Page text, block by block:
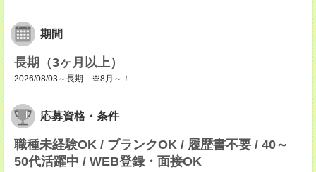
期間
長期（3ヶ月以上）
2026/08/03～長期 ※8月～！
応募資格・条件
職種未経験OK / ブランクOK / 履歴書不要 / 40～
50代活躍中 / WEB登録・面接OK